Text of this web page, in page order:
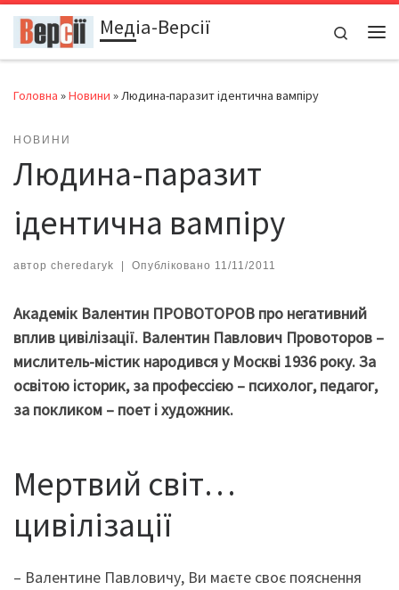
Перейти до вмістуМедіа-Версії
Search
Головна »Новини »Людина-паразит ідентична вампіру
НОВИНИ
Людина-паразит
ідентична вампіру
автор cheredaryk | Опубліковано 11/11/2011
Академік Валентин ПРОВОТОРОВ про негативний
вплив цивілізації. Валентин Павлович Провоторов –
мислитель-містик народився у Москві 1936 року. За
освітою історик, за профессією – психолог, педагог,
за покликом – поет і художник.
Мертвий світ…
цивілізації
– Валентине Павловичу, Ви маєте своє пояснення